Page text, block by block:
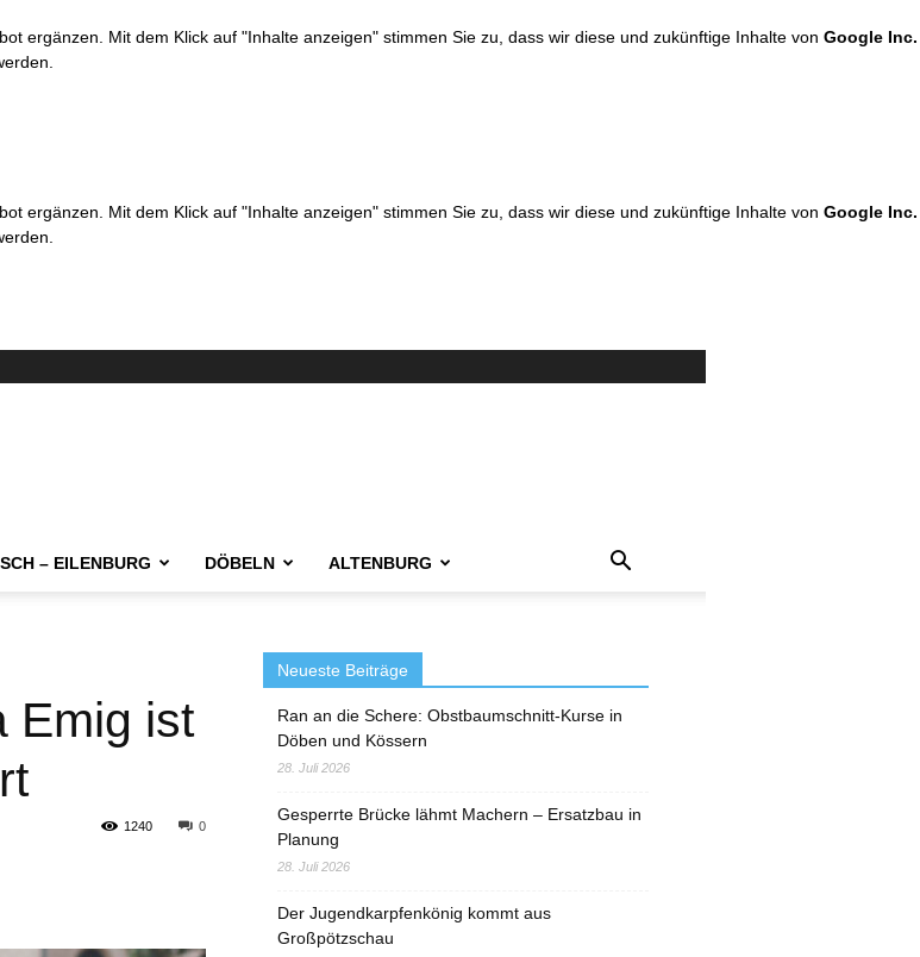
ergänzen. Mit dem Klick auf "Inhalte anzeigen" stimmen Sie zu, dass wir diese und zukünftige Inhalte von Google Inc.
ergänzen. Mit dem Klick auf "Inhalte anzeigen" stimmen Sie zu, dass wir diese und zukünftige Inhalte von Google Inc.
– EILENBURG DÖBELN ALTENBURG
Emig ist
0
1240
Neueste Beiträge
Ran an die Schere: Obstbaumschnitt-Kurse in
Döben und Kössern
28. Juli 2026
Gesperrte Brücke lähmt Machern – Ersatzbau in
Planung
28. Juli 2026
Der Jugendkarpfenkönig kommt aus
Großpötzschau